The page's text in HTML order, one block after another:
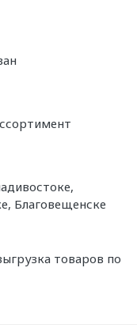
Благовещенске
товаров по